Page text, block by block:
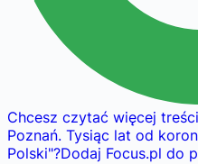
Chcesz czytać więcej
Poznań. Tysiąc lat od
Polski"?Dodaj Focus.pl do